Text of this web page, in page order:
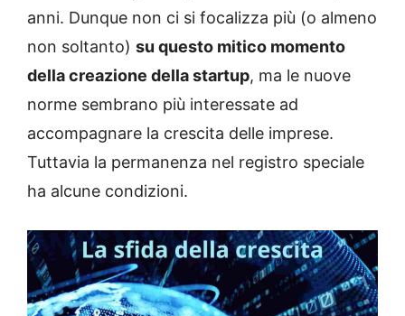
anni. Dunque non ci si focalizza più (o almeno
non soltanto) su questo mitico momento
della creazione della startup, ma le nuove
norme sembrano più interessate ad
accompagnare la crescita delle imprese.
Tuttavia la permanenza nel registro speciale
ha alcune condizioni.